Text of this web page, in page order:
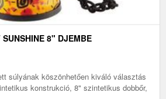
8" DJEMBE
súlyának köszönhetően kiváló választás
konstrukció, 8" szintetikus dobbőr,